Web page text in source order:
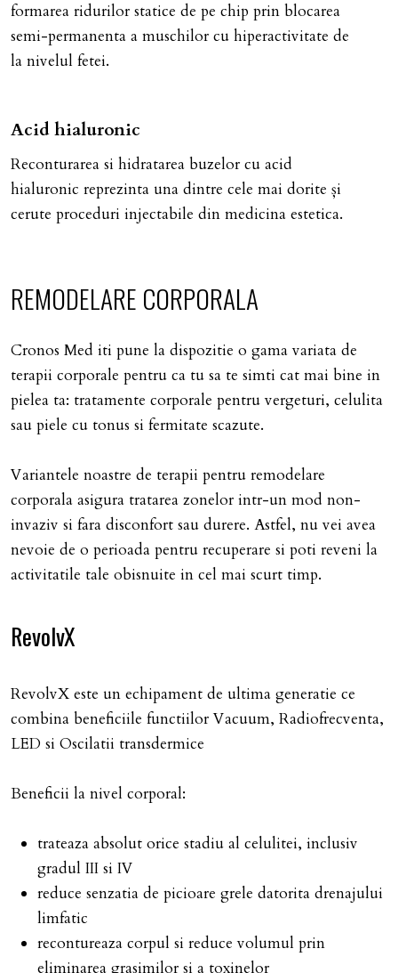
formarea ridurilor statice de pe chip prin blocarea
semi-permanenta a muschilor cu hiperactivitate de
la nivelul fetei.
Acid hialuronic
Reconturarea si hidratarea buzelor cu acid
hialuronic reprezinta una dintre cele mai dorite și
cerute proceduri injectabile din medicina estetica.
REMODELARE CORPORALA
Cronos Med iti pune la dispozitie o gama variata de
terapii corporale pentru ca tu sa te simti cat mai bine in
pielea ta: tratamente corporale pentru vergeturi, celulita
sau piele cu tonus si fermitate scazute.
Variantele noastre de terapii pentru remodelare
corporala asigura tratarea zonelor intr-un mod non-
invaziv si fara disconfort sau durere. Astfel, nu vei avea
nevoie de o perioada pentru recuperare si poti reveni la
activitatile tale obisnuite in cel mai scurt timp.
RevolvX
RevolvX este un echipament de ultima generatie ce
combina beneficiile functiilor Vacuum, Radiofrecventa,
LED si Oscilatii transdermice
Beneficii la nivel corporal:
trateaza absolut orice stadiu al celulitei, inclusiv
gradul III si IV
reduce senzatia de picioare grele datorita drenajului
limfatic
recontureaza corpul si reduce volumul prin
eliminarea grasimilor si a toxinelor